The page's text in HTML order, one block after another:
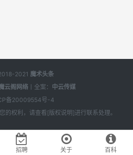
2021 魔术头条
云阁网络 丨全案： 中云传媒
备20009554号-4
的权利，请查看[版权说明 ]进行联系处理。
招聘 关于 百科